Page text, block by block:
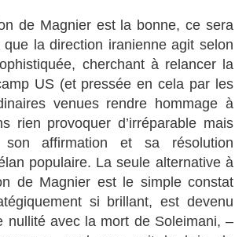
de Magnier est la bonne, ce sera
que la direction iranienne agit selon
cherchant à relancer la
US (et pressée en cela par les
venues rendre hommage à
rien provoquer d’irréparable mais
son affirmation et sa résolution
populaire. La seule alternative à
de Magnier est le simple constat
si brillant, est devenu
nullité avec la mort de Soleimani, –